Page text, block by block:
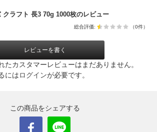
クラフト 長3 70g 1000枚のレビュー
総合評価: （0件）
レビューを書く
たカスタマーレビューはまだありません。
にはログインが必要です。
この商品をシェアする